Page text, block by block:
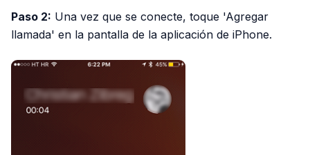
Paso 2: Una vez que se conecte, toque 'Agregar
llamada' en la pantalla de la aplicación de iPhone.